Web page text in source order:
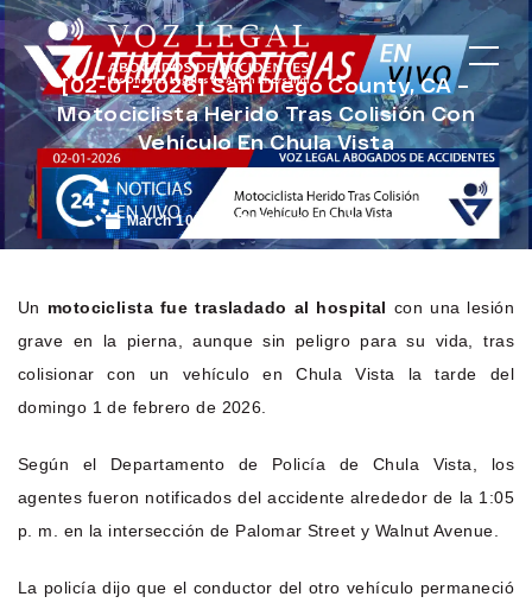
[02-01-2026] San Diego County, CA –
Motociclista Herido Tras Colisión Con
Vehículo En Chula Vista
March 10, 2026 Noticias de Accidentes
Un motociclista fue trasladado al hospital con una lesión
grave en la pierna, aunque sin peligro para su vida, tras
colisionar con un vehículo en Chula Vista la tarde del
domingo 1 de febrero de 2026.
Según el Departamento de Policía de Chula Vista, los
agentes fueron notificados del accidente alrededor de la 1:05
p. m. en la intersección de Palomar Street y Walnut Avenue.
La policía dijo que el conductor del otro vehículo permaneció